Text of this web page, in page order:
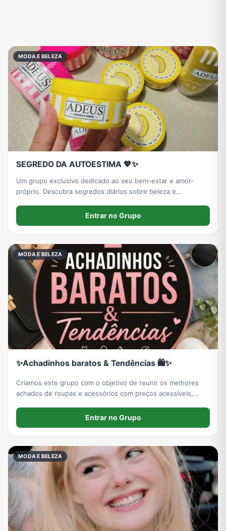
MODA E BELEZA
SEGREDO DA AUTOESTIMA 💖✨
Um grupo exclusivo dedicado ao seu bem-estar e amor-
próprio. Descubra segredos diários sobre beleza e
seu processo de evolução começa aqui. Entre e participe!
Entrar no Grupo
MODA E BELEZA
✨Achadinhos baratos & Tendências 🛍️✨
Criamos este grupo com o objetivo de reunir os melhores
achados de roupas e acessórios com preços acessíveis,
suas compras e economizar de verdade 💸🛍️
Entrar no Grupo
MODA E BELEZA